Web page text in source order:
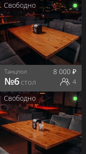
Свободно
Танцпол 8 000 ₽
№6 стол
4
Свободно